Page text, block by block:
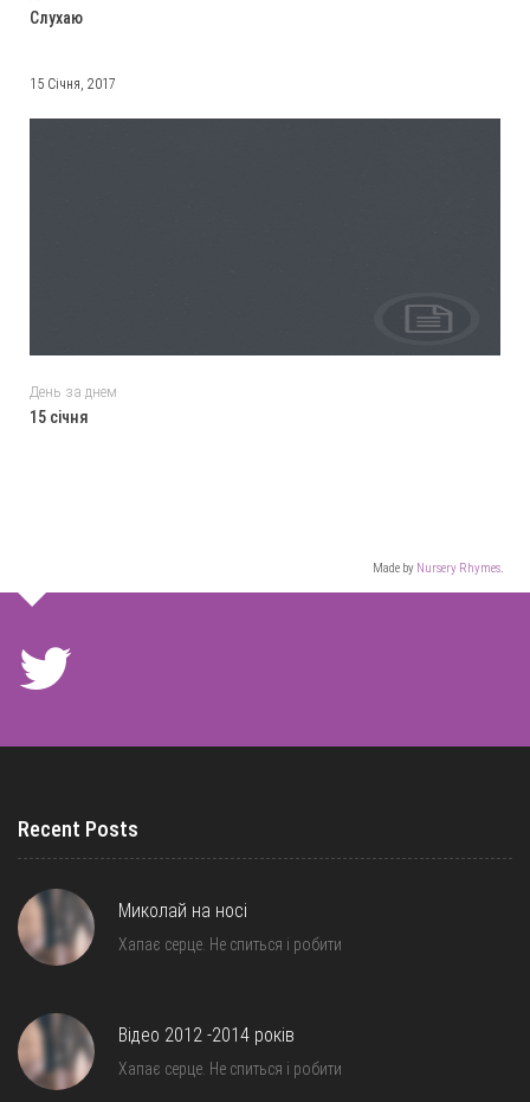
Слухаю
15 Січня, 2017
День за днем
15 січня
Made by Nursery Rhymes.
Recent Posts
Миколай на носі
Хапає серце. Не спиться і робити
Відео 2012 -2014 років
Хапає серце. Не спиться і робити